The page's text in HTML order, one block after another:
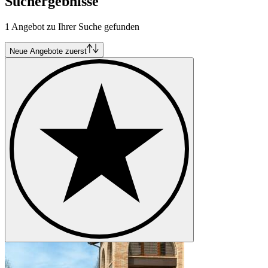
Honda S 2000
1 Angebot zu Ihrer Suche gefunden
Neue Angebote zuerst